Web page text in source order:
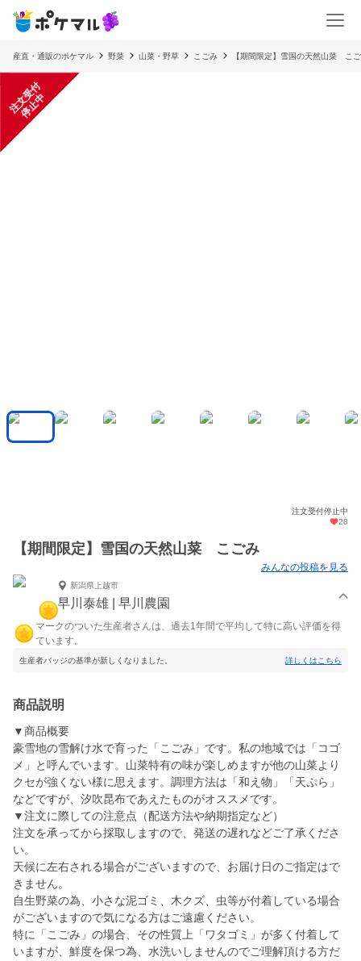
産直・通販のポケマル 野菜 山菜・野草 こごみ 【期間限定】雪国の天然山菜 こ
注
文
受
付
停
止
中
注文受付停止中
28
【期間限定】雪国の天然山菜 こごみ
みんなの投稿を見る
新潟県上越市
早川泰雄 | 早川農園
マークのついた生産者さんは、過去1年間で平均して特に高い評価を得
ています。
生産者バッジの基準が新しくなりました。 詳しくはこちら
商品説明
▼商品概要
豪雪地の雪解け水で育った「こごみ」です。私の地域では「コゴ
メ」と呼んでいます。山菜特有の味が楽しめますが他の山菜より
クセが強くない様に思えます。調理方法は「和え物」「天ぷら」
などですが、汐吹昆布であえたものがオススメです。
▼注文に際しての注意点（配送方法や納期指定など）
注文を承ってから採取しますので、発送の遅れなどご了承くださ
い。
天候に左右される場合がございますので、お届け日のご指定はで
きません。
自生野菜の為、小さな泥ゴミ、木クズ、虫等が付着している場合
がございますので気になる方はご遠慮ください。
特に「こごみ」の場合、その性質上「ワタゴミ」が多く付着して
いますが、鮮度を保つ為、水洗いしませんのでご理解頂ける方だ